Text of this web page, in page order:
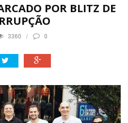
POR BLITZ DE
3360 0